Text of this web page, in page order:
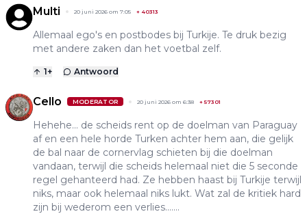
Multi 20 juni 2026 om 7:05 + 40313
Allemaal ego's en postbodes bij Turkije. Te druk bezig
met andere zaken dan het voetbal zelf.
1+ Antwoord
Cello MODERATOR 20 juni 2026 om 6:38 +57301
Hehehe... de scheids rent op de doelman van Paraguay
af en een hele horde Turken achter hem aan, die gelijk
de bal naar de cornervlag schieten bij die doelman
vandaan, terwijl die scheids helemaal niet die 5 seconde
regel gehanteerd had. Ze hebben haast bij Turkije terwijl
niks, maar ook helemaal niks lukt. Wat zal de kritiek hard
zijn bij wederom een verlies.......